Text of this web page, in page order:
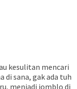
kesulitan mencari
di sana, gak ada tuh
menjadi jomblo di